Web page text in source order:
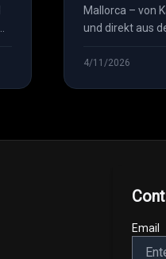
Mallorca – von
und direkt aus
4/11/2026
Email